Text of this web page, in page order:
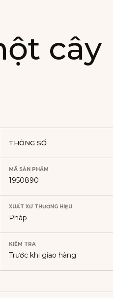
cây
THÔNG SỐ
MÃ SẢN PHẨM
1950890
XUẤT XỨ THƯƠNG HIỆU
Pháp
KIỂM TRA
Trước khi giao hàng